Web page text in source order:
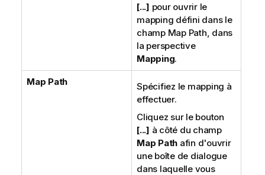
[...] pour ouvrir le
mapping défini dans le
champ Map Path, dans
la perspective
Mapping.
Map Path
Spécifiez le mapping à
effectuer.
Cliquez sur le bouton
[...] à côté du champ
Map Path afin d'ouvrir
une boîte de dialogue
dans laquelle vous